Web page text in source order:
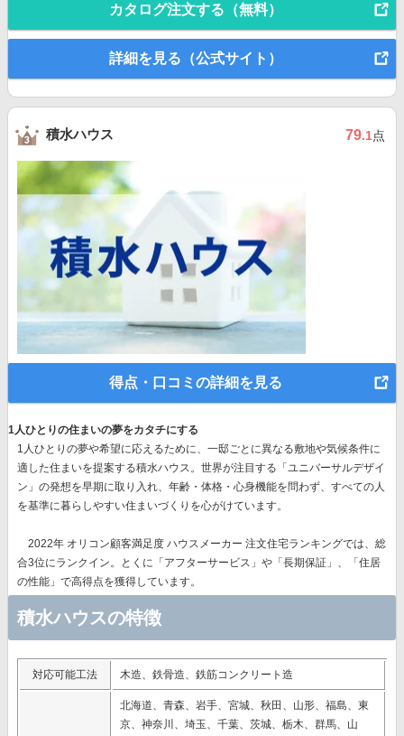
カタログ注文する（無料）
詳細を見る（公式サイト）
積水ハウス 79.1点
得点・口コミの詳細を見る
1人ひとりの住まいの夢をカタチにする
1人ひとりの夢や希望に応えるために、一邸ごとに異なる敷地や気候条件に
適した住まいを提案する積水ハウス。世界が注目する 「ユニバーサルデザイ
ン」の発想を早期に取り入れ、年齢・体格・心身機能を問わず、すべての人
を基準に暮らしやすい住まいづくりを心がけています。
2022年 オリコン顧客満足度 ハウスメーカー 注文住宅ランキングでは、総
合3位にランクイン。とくに 「アフターサービス」や「長期保証」、「住居
の性能」で高得点を獲得しています。
積水ハウスの特徴
対応可能工法 木造、鉄骨造、鉄筋コンクリート造
北海道、青森、岩手、宮城、秋田、山形、福島、東
京、神奈川、埼玉、千葉、茨城、栃木、群馬、山